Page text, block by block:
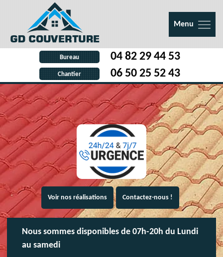
Menu
Bureau 04 82 29 44 53
Chantier 06 50 25 52 43
Voir nos réalisations Contactez-nous !
Nous sommes disponibles de 07h-20h du Lundi
au samedi